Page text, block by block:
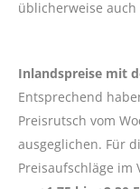
üblicherweise
Inlandspreise mit
Entsprechend
Preisrutsch vom
ausgeglichen. Für
Preisaufschläge im